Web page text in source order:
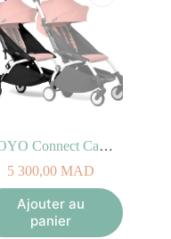
YOYO Connect Cadre Blanc
5 300,00 MAD
Ajouter au
panier